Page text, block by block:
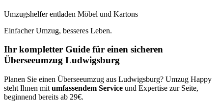
Umzugshelfer entladen Möbel und Kartons
Einfacher Umzug, besseres Leben.
Ihr kompletter Guide für einen sicheren
Überseeumzug Ludwigsburg
Planen Sie einen Überseeumzug aus Ludwigsburg? Umzug Happy
steht Ihnen mit umfassendem Service und Expertise zur Seite,
beginnend bereits ab 29€.